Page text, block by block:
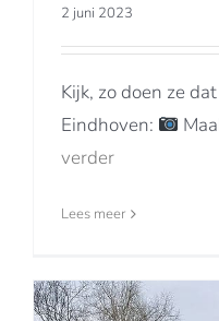
2 juni 2023
Kijk, zo doen ze
Eindhoven:
verder
Lees meer